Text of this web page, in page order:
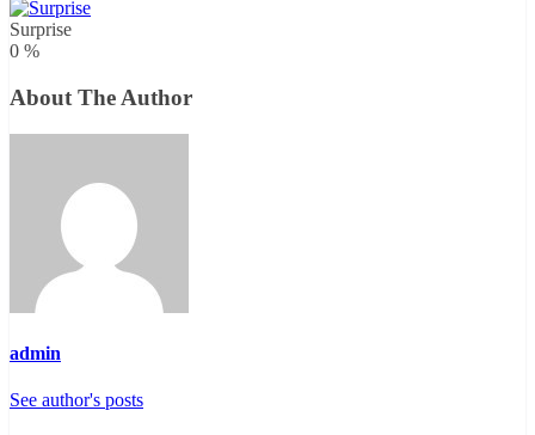
Surprise
0 %
About The Author
admin
See author's posts